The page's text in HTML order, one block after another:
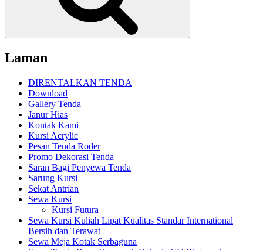
Laman
DIRENTALKAN TENDA
Download
Gallery Tenda
Janur Hias
Kontak Kami
Kursi Acrylic
Pesan Tenda Roder
Promo Dekorasi Tenda
Saran Bagi Penyewa Tenda
Sarung Kursi
Sekat Antrian
Sewa Kursi
Kursi Futura
Sewa Kursi Kuliah Lipat Kualitas Standar International
Bersih dan Terawat
Sewa Meja Kotak Serbaguna